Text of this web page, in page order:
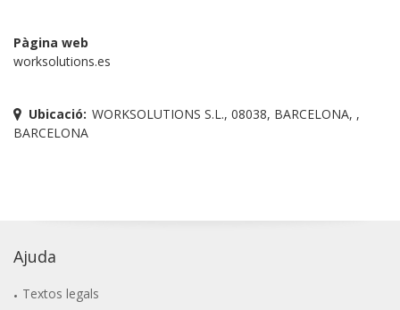
Pàgina web
worksolutions.es
Ubicació: WORKSOLUTIONS S.L., 08038, BARCELONA, ,
BARCELONA
Ajuda
Textos legals